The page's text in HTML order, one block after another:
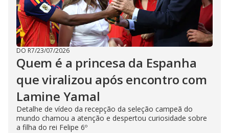
DO R7/23/07/2026
Quem é a princesa da Espanha
que viralizou após encontro com
Lamine Yamal
Detalhe de vídeo da recepção da seleção campeã do
mundo chamou a atenção e despertou curiosidade sobre
a filha do rei Felipe 6º